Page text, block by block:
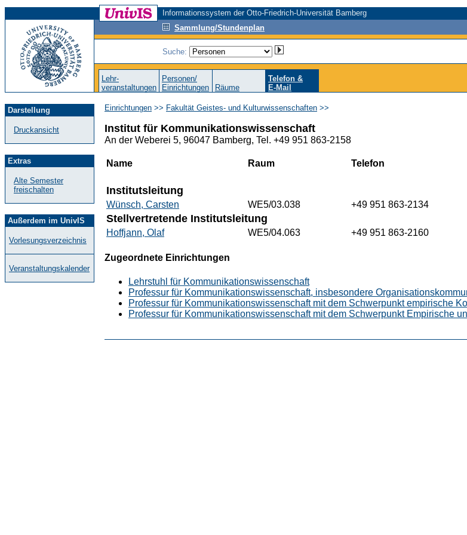
Informationssystem der Otto-Friedrich-Universität Bamberg
Sammlung/Stundenplan
Suche:
Lehr-
veranstaltungen
Personen/
Einrichtungen
Räume
Telefon &
E-Mail
Darstellung
Druckansicht
Extras
Alte Semester
freischalten
Außerdem im UnivIS
Vorlesungsverzeichnis
Veranstaltungskalender
Einrichtungen >> Fakultät Geistes- und Kulturwissenschaften >>
Institut für Kommunikationswissenschaft
An der Weberei 5, 96047 Bamberg, Tel. +49 951 863-2158
Name Raum Telefon
Institutsleitung
Wünsch, Carsten WE5/03.038 +49 951 863-2134
Stellvertretende Institutsleitung
Hoffjann, Olaf WE5/04.063 +49 951 863-2160
Zugeordnete Einrichtungen
Lehrstuhl für Kommunikationswissenschaft
Professur für Kommunikationswissenschaft, insbesondere
Professur für Kommunikationswissenschaft mit dem Schwerpunkt empirische
Professur für Kommunikationswissenschaft mit dem Schwerpunkt Empirische